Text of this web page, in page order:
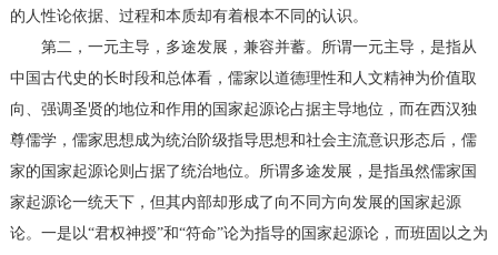
的人性论依据、过程和本质却有着根本不同的认识。
第二，一元主导，多途发展，兼容并蓄。所谓一元主导，是指从
中国古代史的长时段和总体看，儒家以道德理性和人文精神为价值取
向、强调圣贤的地位和作用的国家起源论占据主导地位，而在西汉独
尊儒学，儒家思想成为统治阶级指导思想和社会主流意识形态后，儒
家的国家起源论则占据了统治地位。所谓多途发展，是指虽然儒家国
家起源论一统天下，但其内部却形成了向不同方向发展的国家起源
论。一是以“君权神授”和“符命”论为指导的国家起源论，而班固以之为